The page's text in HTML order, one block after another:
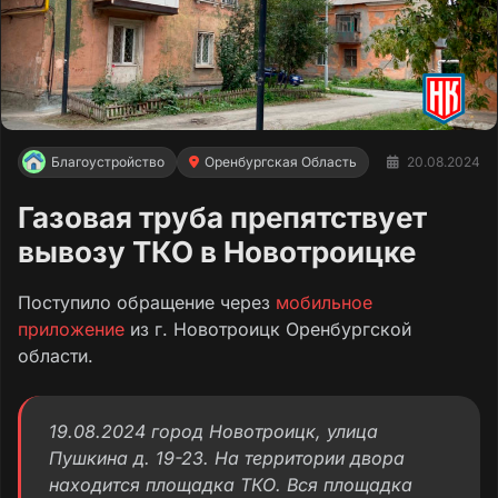
Благоустройство Оренбургская Область 20.08.2024
Газовая труба препятствует
вывозу ТКО в Новотроицке
Поступило обращение через мобильное
приложение из г. Новотроицк Оренбургской
области.
19.08.2024 город Новотроицк, улица
Пушкина д. 19-23. На территории двора
находится площадка ТКО. Вся площадка